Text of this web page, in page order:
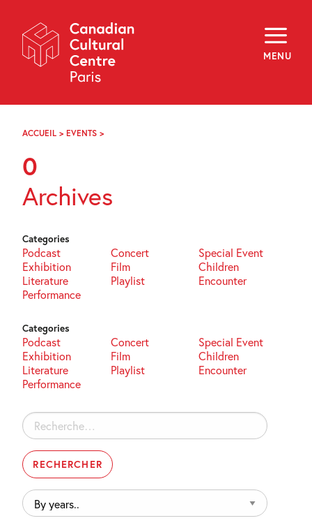
Navigation
MENU
About
Programming
Off-Site
Explore
Archives
FR
ACCUEIL > EVENTS >
0
Archives
Categories
Podcast Concert
Special Event
Exhibition
Film
Children
Literature
Playlist
Encounter
Performance
Categories
Podcast Concert
Special Event
Exhibition
Film
Children
Literature
Playlist
Encounter
Performance
Rechercher :
By
years..